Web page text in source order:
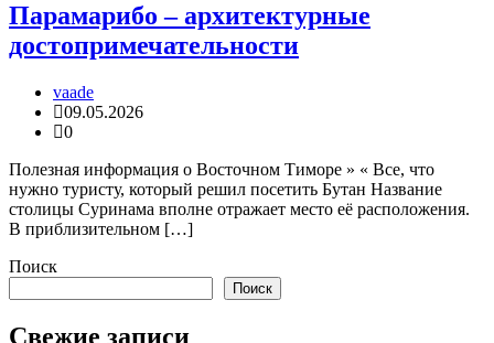
Парамарибо – архитектурные
достопримечательности
vaade
09.05.2026
0
Полезная информация о Восточном Тиморе » « Все, что
нужно туристу, который решил посетить Бутан Название
столицы Суринама вполне отражает место её расположения.
В приблизительном […]
Поиск
Поиск
Свежие записи